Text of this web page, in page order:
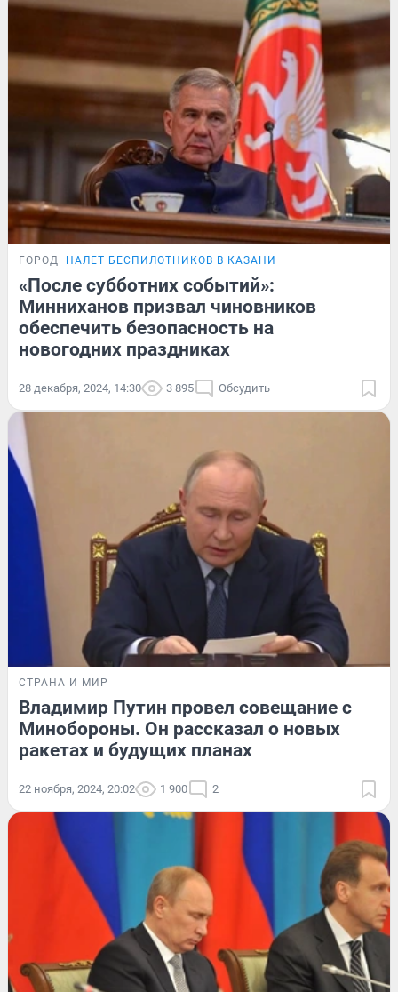
ГОРОД НАЛЕТ БЕСПИЛОТНИКОВ В КАЗАНИ
«После субботних событий»:
Минниханов призвал чиновников
обеспечить безопасность на
новогодних праздниках
28 декабря, 2024, 14:30 3 895 Обсудить
СТРАНА И МИР
Владимир Путин провел совещание с
Минобороны. Он рассказал о новых
ракетах и будущих планах
22 ноября, 2024, 20:02 1 900 2